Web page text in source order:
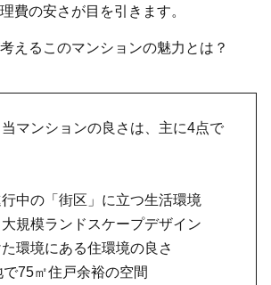
費の安さが目を引きます。
えるこのマンションの魅力とは？
マンションの良さは、主に4点で
行中の「街区」に立つ生活環境
大規模ランドスケープデザイン
た環境にある住環境の良さ
で75㎡住戸余裕の空間